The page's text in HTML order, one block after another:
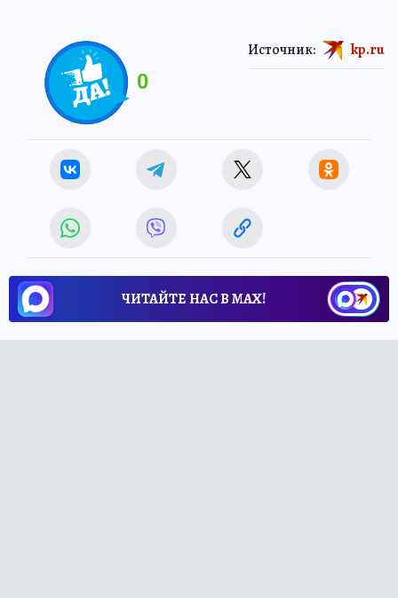
0
Источник: kp.ru
ЧИТАЙТЕ НАС В МАХ!